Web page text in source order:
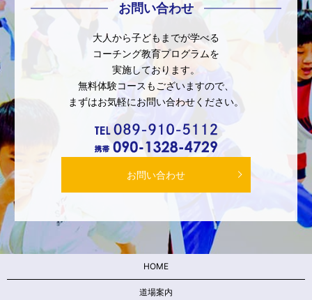
お問い合わせ
大人から子どもまでが学べる
コーチング教育プログラムを
実施しております。
無料体験コースもございますので、
まずはお気軽にお問い合わせください。
お問い合わせ
HOME
道場案内